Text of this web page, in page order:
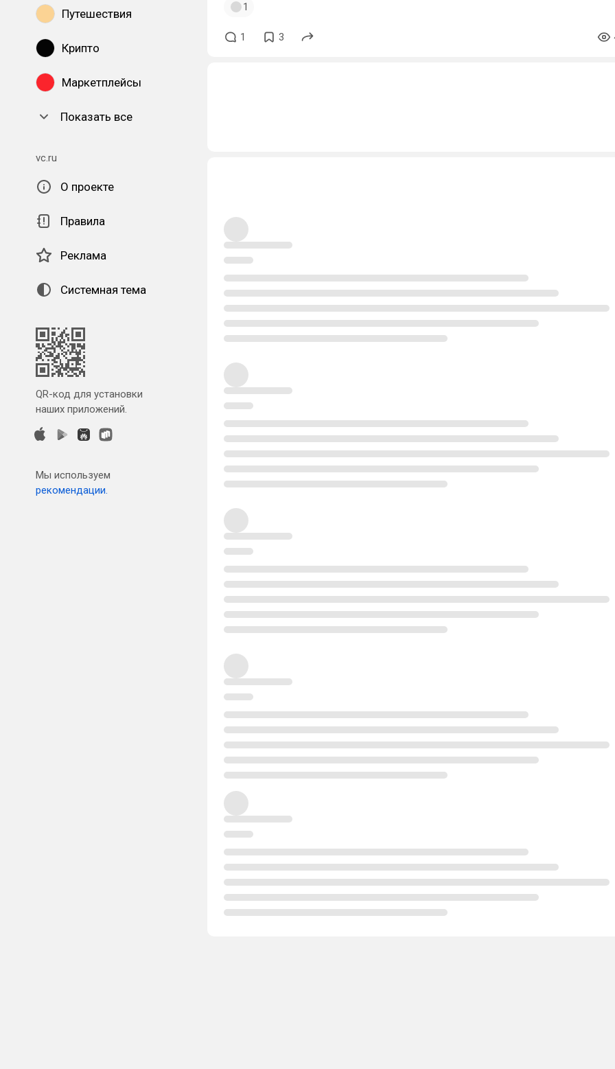
Путешествия
Крипто
Маркетплейсы
Показать все
vc.ru
О проекте
Правила
Реклама
Системная тема
QR-код для установки
наших приложений.
Мы используем
рекомендации.
1
1 3